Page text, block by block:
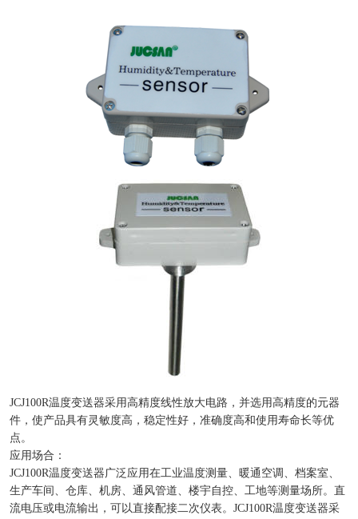
JCJ100R温度变送器采用高精度线性放大电路，并选用高精度的元器
件，使产品具有灵敏度高，稳定性好，准确度高和使用寿命长等优
点。
应用场合：
JCJ100R温度变送器广泛应用在工业温度测量、暖通空调、档案室、
生产车间、仓库、机房、通风管道、楼宇自控、工地等测量场所。直
流电压或电流输出，可以直接配接二次仪表。JCJ100R温度变送器采